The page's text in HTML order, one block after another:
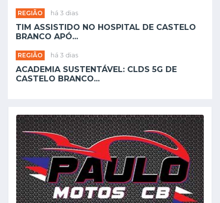
REGIÃO há 3 dias
TIM ASSISTIDO NO HOSPITAL DE CASTELO
BRANCO APÓ...
REGIÃO há 3 dias
ACADEMIA SUSTENTÁVEL: CLDS 5G DE
CASTELO BRANCO...